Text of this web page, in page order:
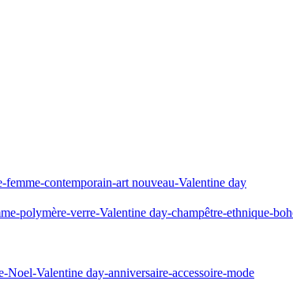
contemporain-art nouveau-Valentine day
polymère-verre-Valentine day-champêtre-ethnique-
Valentine day-anniversaire-accessoire-mode